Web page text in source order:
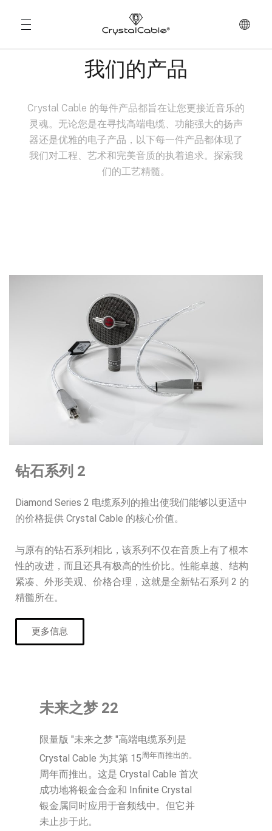
我们的产品
Crystal Cable 的每件产品都旨在让您更接近音乐的
灵魂。无论您是在寻找高端电缆、功能强大的扬声
器还是优雅的电子产品，以下每一件产品都体现了
我们对工程、艺术和完美音质的执着追求。探索我
们的工艺精髓。
钻石系列 2
Diamond Series 2 电缆系列的推出使我们能够以更适中
的价格提供 Crystal Cable 的核心价值。
与原有的钻石系列相比，该系列不仅在音质上有了根本
性的改进，而且还具有极高的性价比。性能卓越、结构
紧凑、外形美观、价格合理，这就是全新钻石系列 2 的
精髓所在。
更多信息
未来之梦 22
限量版 "未来之梦 "高端电缆系列是
Crystal Cable 为其第 15 周年而推出的。
周年而推出。这是 Crystal Cable 首次
成功地将银金合金和 Infinite Crystal
银金属同时应用于音频线中。但它并
未止步于此。